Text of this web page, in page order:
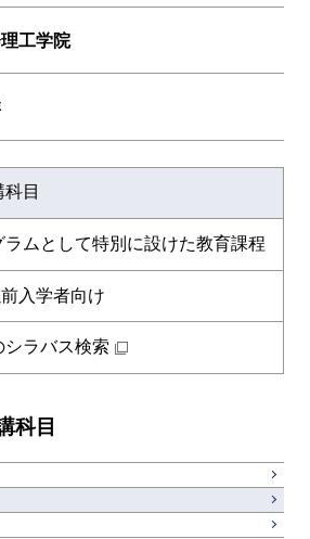
エネルギーコース
原子核工学コース
人間医療科学技術コース
応用化学コース
ース
原子核工学コース
物質・情報卓越コース
目
知能情報コース
情報工学コース
知能情報コース
エネルギー・情報コース
人間医療科学技術コース
物質・情報卓越コース
目
工学系
ライフエンジニアリングコ
ース
物質・情報卓越コース
工学院
系
コース
都市・環境学コース
コース
都市・環境学コース
エネルギーコース
エネルギー・情報コース
エンジニアリングデザイン
原子核工学コース
社会・人間科学コース
ーション科学系
イノベーション科学コース
人間医療科学技術コース
営専門職学位課程
技術経営専門職学位課程
目
養科目
目
国語科目
ア科目
目
ラムとして特別に設けた教育課程
入学者向け
シラバス検索
科目